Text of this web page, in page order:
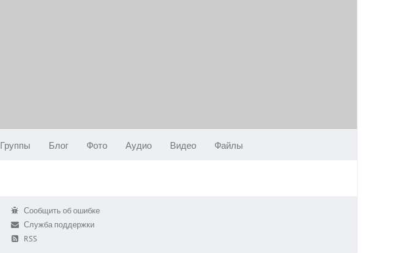
Группы Блог Фото Аудио Видео Файлы
Сообщить об ошибке
Служба поддержки
RSS